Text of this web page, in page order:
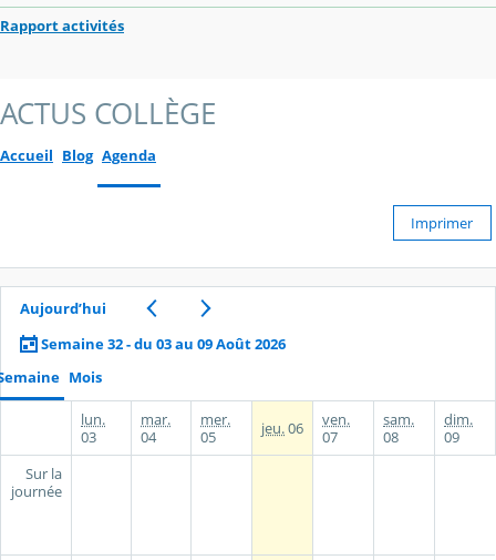
Rapport activités
ACTUS COLLÈGE
Accueil Blog Agenda
Imprimer
Aujourd’hui
Semaine 32 - du 03 au 09 Août 2026
Mois
lun.
03
mar.
04
mer.
05
jeu.06
ven.
07
sam.
08
dim.
09
Sur la
journée